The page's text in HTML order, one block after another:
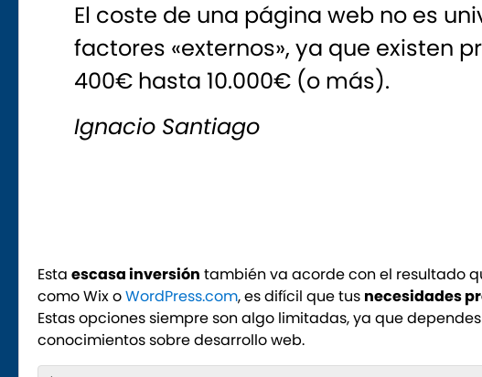
El coste de una página web no es
factores «externos», ya que existen
400€ hasta 10.000€ (o más).
Ignacio Santiago
Estaescasa inversión también va acorde con el resultado
como Wix oWordPress.com, es difícil que tus necesidades
Estas opciones siempre son algo limitadas, ya que
conocimientos sobre desarrollo web.